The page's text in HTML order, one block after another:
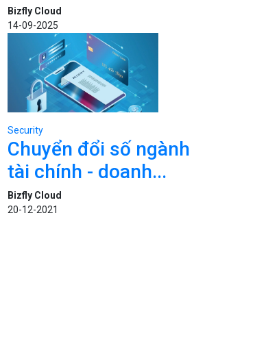
Bizfly Cloud
14-09-2025
Security
Chuyển đổi số ngành
tài chính - doanh...
Bizfly Cloud
20-12-2021